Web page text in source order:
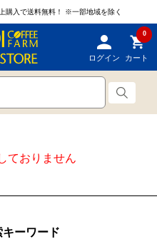
購入で送料無料！ ※一部地域を除く
ログイン
0
カート
ておりません
ーワード